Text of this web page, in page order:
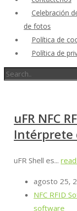
Celebración
de fotos
Política de
Política de
uFR NFC
Intérprete
uFR Shell es...
agosto 25,
NFC RFID
software